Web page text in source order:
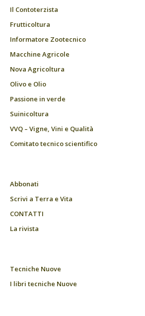
Il Contoterzista
Frutticoltura
Informatore Zootecnico
Macchine Agricole
Nova Agricoltura
Olivo e Olio
Passione in verde
Suinicoltura
VVQ – Vigne, Vini e Qualità
Comitato tecnico scientifico
Abbonati
Scrivi a Terra e Vita
CONTATTI
La rivista
Tecniche Nuove
I libri tecniche Nuove